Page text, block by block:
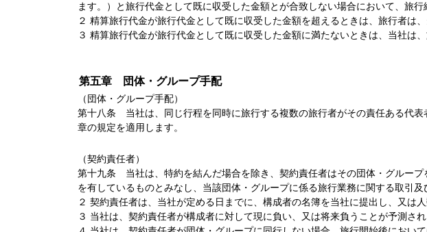
ます。）と旅行代金として既に収受した金額とが合致しない場合において、旅
２ 精算旅行代金が旅行代金として既に収受した金額を超えるときは、旅行者は
３ 精算旅行代金が旅行代金として既に収受した金額に満たないときは、当社は
第五章 団体・グループ手配
（団体・グループ手配）
第十八条 当社は、同じ行程を同時に旅行する複数の旅行者がその責任ある代
章の規定を適用します。
（契約責任者）
第十九条 当社は、特約を結んだ場合を除き、契約責任者はその団体・グルー
を有しているものとみなし、当該団体・グループに係る旅行業務に関する取引
２ 契約責任者は、当社が定める日までに、構成者の名簿を当社に提出し、又は
３ 当社は、契約責任者が構成者に対して現に負い、又は将来負うことが予測さ